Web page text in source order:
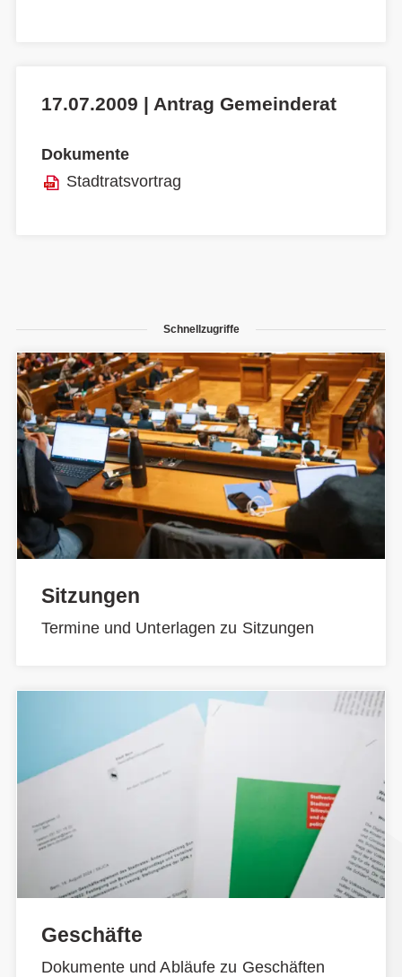
17.07.2009 | Antrag Gemeinderat
Dokumente
Stadtratsvortrag
Schnellzugriffe
Sitzungen
Termine und Unterlagen zu Sitzungen
Geschäfte
Dokumente und Abläufe zu Geschäften